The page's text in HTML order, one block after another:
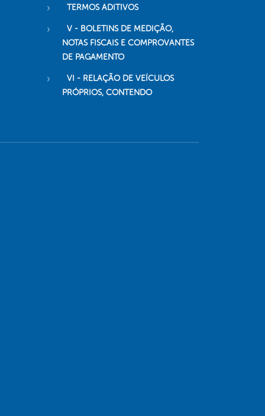
TERMOS ADITIVOS
V - BOLETINS DE MEDIÇÃO,
NOTAS FISCAIS E COMPROVANTES
DE PAGAMENTO
VI - RELAÇÃO DE VEÍCULOS
PRÓPRIOS, CONTENDO